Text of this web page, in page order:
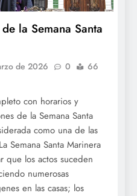
la Semana Santa
de 2026 0
66
con horarios y
de la Semana Santa
como una de las
Semana Santa Marinera
que los actos suceden
numerosas
en las casas; los